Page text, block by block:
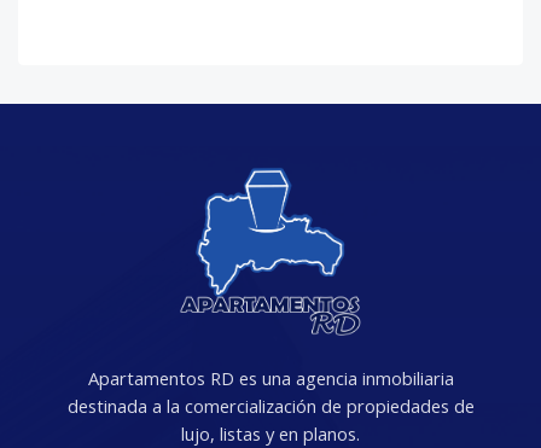
Apartamentos RD es una agencia inmobiliaria
destinada a la comercialización de propiedades de
lujo, listas y en planos.